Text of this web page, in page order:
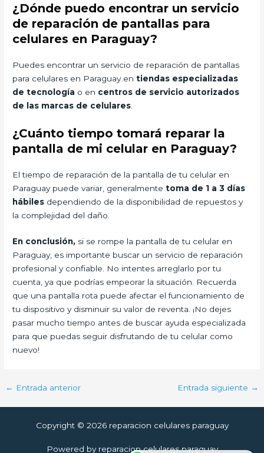
¿Dónde puedo encontrar un servicio
de reparación de pantallas para
celulares en Paraguay?
Puedes encontrar un servicio de reparación de pantallas
para celulares en Paraguay entiendas especializadas
de tecnología o en centros de servicio autorizados
de las marcas de celulares
¿Cuánto tiempo tomará reparar la
pantalla de mi celular en Paraguay?
El tiempo de reparación de la pantalla de tu celular en
Paraguay puede variar, generalmentetoma de 1 a 3 días
hábiles dependiendo de la disponibilidad de repuestos y
la complejidad del daño.
En conclusión, si se rompe la pantalla de tu celular en
Paraguay, es importante buscar un servicio de reparación
profesional y confiable. No intentes arreglarlo por tu
cuenta, ya que podrías empeorar la situación. Recuerda
que una pantalla rota puede afectar el funcionamiento de
tu dispositivo y disminuir su valor de reventa. ¡No dejes
pasar mucho tiempo antes de buscar ayuda especializada
para que puedas seguir disfrutando de tu celular como
nuevo!
← Entrada anterior Entrada siguiente →
Copyright © 2026 reparacion celulares paraguay
Powered by reparacion celulares paraguay